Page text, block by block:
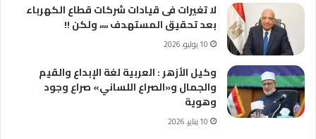
لا تغيرات فى قيادات شركات قطاع الكهرباء
بعد تحقيق المستهدف ،،،، ولكن !!
10 يوليو، 2026
وكيل الأزهر : العربية لغة الإبداع والقيم
والجمال و«الصراع اللساني» صراع وجود
وهوية
10 يناير، 2026